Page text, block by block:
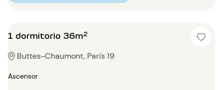
1 dormitorio 36m²
Buttes-Chaumont, París 19
Ascensor